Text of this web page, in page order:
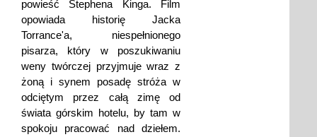
powieść Stephena Kinga. Film
opowiada historię Jacka
Torrance'a, niespełnionego
pisarza, który w poszukiwaniu
weny twórczej przyjmuje wraz z
żoną i synem posadę stróża w
odciętym przez całą zimę od
świata górskim hotelu, by tam w
spokoju pracować nad dziełem.